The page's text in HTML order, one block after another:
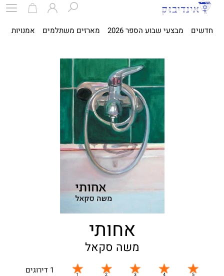
חדשים מבצעי שבוע הספר 2026 מארזים משתלמים אמנויות
אחותי
משה סקאל
1 דירוגים